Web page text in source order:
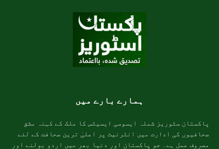
ہمارے بارے میں
پاکستان سٹوریز شملہ ایسوسی ایسیٹس کا ملک کے کہنہ مشق
صحافیوں کی ادارت میں انٹرنیٹ پر اعلیٰ ترین صحافت کے لئے
مصروف عمل ہے۔ جو پاکستان اور دنیا بھر میں اردو بولنے اور